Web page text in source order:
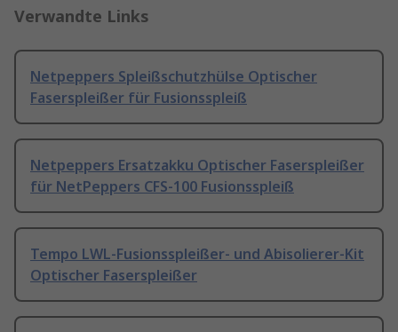
Verwandte Links
Netpeppers Spleißschutzhülse Optischer
Faserspleißer für Fusionsspleiß
Netpeppers Ersatzakku Optischer Faserspleißer
für NetPeppers CFS-100 Fusionsspleiß
Tempo LWL-Fusionsspleißer- und Abisolierer-Kit
Optischer Faserspleißer